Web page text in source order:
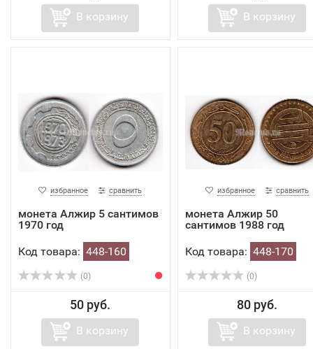
В корзину В корзину
избранное сравнить
монета Алжир 5 сантимов
1970 год
Код товара: 448-160
(0)
50 руб.
В корзину
избранное сравнить
монета Алжир 50
сантимов 1988 год
Код товара: 448-170
(0)
80 руб.
В корзину